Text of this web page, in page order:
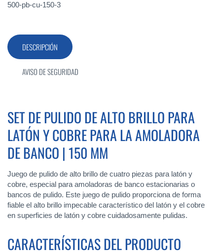
500-pb-cu-150-3
DESCRIPCIÓN
SET DE PULIDO DE ALTO BRILLO PARA
LATÓN Y COBRE PARA LA AMOLADORA
DE BANCO | 150 MM
Juego de pulido de alto brillo de cuatro piezas para latón y
cobre, especial para amoladoras de banco estacionarias o
bancos de pulido. Este juego de pulido proporciona de forma
fiable el alto brillo impecable característico del latón y el cobre
en superficies de latón y cobre cuidadosamente pulidas.
CARACTERÍSTICAS DEL PRODUCTO
AVISO DE SEGURIDAD